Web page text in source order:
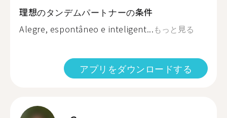
理想のタンデムパートナーの条件
Alegre, espontâneo e inteligent...もっと見る
アプリをダウンロードする